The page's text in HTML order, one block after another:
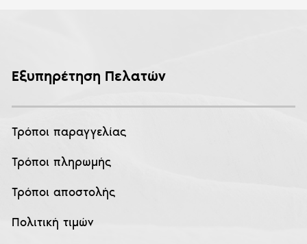
Εξυπηρέτηση Πελατών
Τρόποι παραγγελίας
Τρόποι πληρωμής
Τρόποι αποστολής
Πολιτική τιμών